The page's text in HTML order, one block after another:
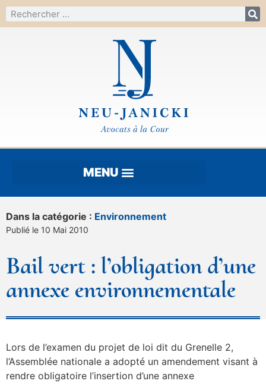
Dans la catégorie : Environnement
Publié le 10 Mai 2010
Bail vert : l’obligation d’une
annexe environnementale
Lors de l’examen du projet de loi dit du Grenelle 2,
l’Assemblée nationale a adopté un amendement visant à
rendre obligatoire l’insertion d’une annexe